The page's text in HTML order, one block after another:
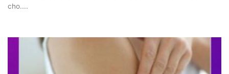
cho....